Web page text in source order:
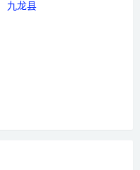
九龙县